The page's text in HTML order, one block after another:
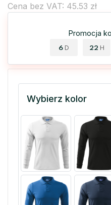
Cena bez VAT: 45.53 zł
Promocja
6 D 22 H
Wybierz kolor